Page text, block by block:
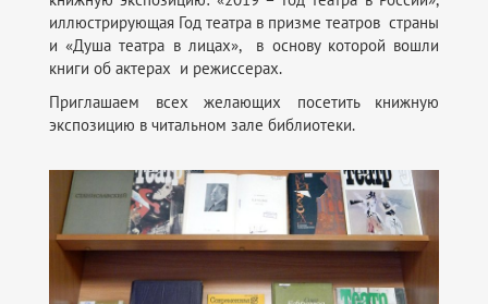
иллюстрирующая Год театра в призме театров страны
и «Душа театра в лицах», в основу которой вошли
книги об актерах и режиссерах.
Приглашаем всех желающих посетить книжную
экспозицию в читальном зале библиотеки.